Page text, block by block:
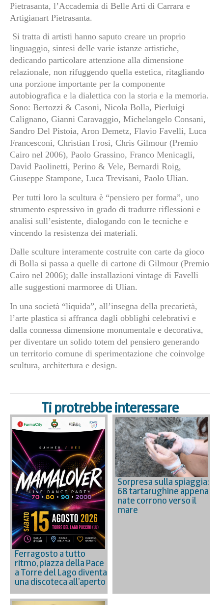
Pietrasanta, l’Accademia di Belle Arti di Carrara e
Artigianart Pietrasanta.
Si tratta di artisti hanno saputo creare un proprio
linguaggio, sintesi delle varie istanze artistiche,
dedicando particolare attenzione alla dimensione
relazionale, non rifuggendo quella estetica, ritagliando
una porzione importante per la componente
autobiografica e la dialettica con la storia e la memoria.
Sono: Bertozzi & Casoni, Nicola Bolla, Pierluigi
Calignano, Gianni Caravaggio, Michelangelo Consani,
Sandro Del Pistoia, Aron Demetz, Flavio Favelli, Luca
Francesconi, Christian Frosi, Chris Gilmour (Premio
Cairo nel 2006), Paolo Grassino, Franco Menicagli,
David Paolinetti, Perino & Vele, Bernardi Roig,
Giuseppe Stampone, Luca Trevisani, Paolo Ulian.
Per tutti loro la scultura è “pensiero per forma”, uno
strumento espressivo in grado di tradurre riflessioni e
analisi sull’esistente, dialogando con le tecniche e
vincendo la resistenza dei materiali.
Dalle sculture interamente costruite con carte da gioco
di Bolla si passa a quelle di cartone di Gilmour (Premio
Cairo nel 2006); dalle installazioni vintage di Favelli
alle suggestioni marmoree di Ulian.
In una società “liquida”, all’insegna della precarietà,
l’arte plastica si affranca dagli obblighi celebrativi e
dalla connessa dimensione monumentale e decorativa,
per diventare un solido totem del pensiero generando
un territorio comune di sperimentazione che coinvolge
scultura, architettura e design.
Ti protrebbe interessare
Ferragosto a tutto
ritmo, piazza della Pace
a Torre del Lago diventa
una discoteca all’aperto
Sorpresa sulla spiaggia:
68 tartarughine appena
nate corrono verso il
mare